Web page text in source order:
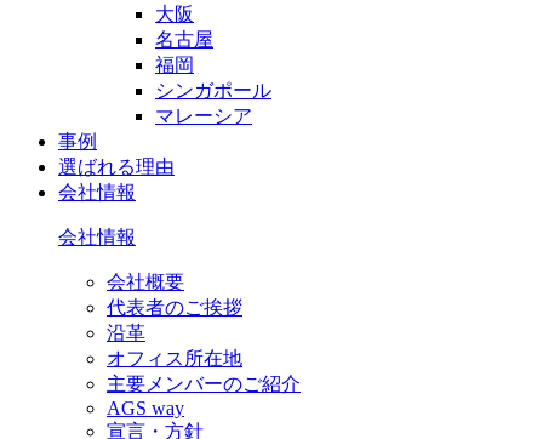
大阪
名古屋
福岡
シンガポール
マレーシア
事例
選ばれる理由
会社情報
会社情報
会社概要
代表者のご挨拶
沿革
オフィス所在地
主要メンバーのご紹介
AGS way
宣言・方針